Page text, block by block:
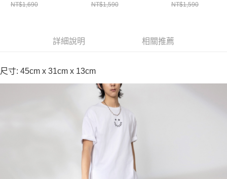
OBSIDIAN 男女 後背
NT$1,690
OBSIDIAN 男女 後背
NT$1,590
男女 後背包
NT$1,590
詳細說明 相關推薦
尺寸: 45cm x 31cm x 13cm